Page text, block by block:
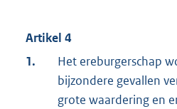
Artikel 4
1.
Het ereburgerschap
bijzondere gevallen
grote waardering en